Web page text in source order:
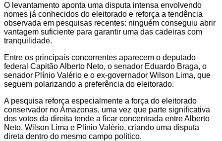
O levantamento aponta uma disputa intensa envolvendo
nomes já conhecidos do eleitorado e reforça a tendência
observada em pesquisas recentes: ninguém conseguiu abrir
vantagem suficiente para garantir uma das cadeiras com
tranquilidade.
Entre os principais concorrentes aparecem o deputado
federal Capitão Alberto Neto, o senador Eduardo Braga, o
senador Plínio Valério e o ex-governador Wilson Lima, que
seguem polarizando a preferência do eleitorado.
A pesquisa reforça especialmente a força do eleitorado
conservador no Amazonas, uma vez que parte significativa
dos votos da direita tende a ficar concentrada entre Alberto
Neto, Wilson Lima e Plínio Valério, criando uma disputa
direta dentro do mesmo campo político.